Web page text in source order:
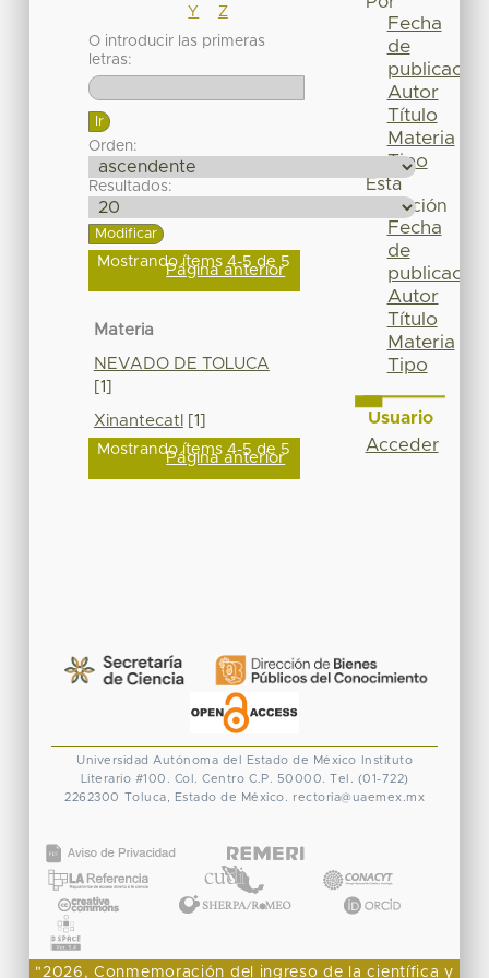
Y
Z
O introducir las primeras
letras:
Orden:
Resultados:
Mostrando ítems 4-5 de 5
Página anterior
Materia
NEVADO DE TOLUCA
[1]
Xinantecatl [1]
Mostrando ítems 4-5 de 5
Página anterior
Fecha
de
publicación
Autor
Título
Materia
Tipo
Esta
colección
Fecha
de
publicación
Autor
Título
Materia
Tipo
Usuario
Acceder
Universidad Autónoma del Estado de México
Instituto
Literario #100. Col. Centro C.P. 50000. Tel. (01-722)
2262300 Toluca, Estado de México. rectoria@uaemex.mx
"2026, Conmemoración del ingreso de la científica y